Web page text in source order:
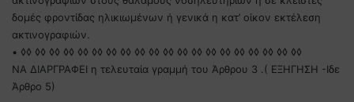
δομές φροντίδας ηλικιωμένων ή γενικά η κατ’ οίκον εκτέλεση
ακτινογραφιών.
• ◊◊ ◊◊ ◊◊ ◊◊ ◊◊ ◊◊ ◊◊ ◊◊ ◊◊ ◊◊ ◊◊ ◊◊ ◊◊ ◊◊ ◊◊ ◊◊ ◊◊ ◊◊ ◊◊ ◊◊
ΝΑ ΔΙΑΡΓΡΑΦΕΙ η τελευταία γραμμή του Άρθρου 3 .( ΕΞΗΓΗΣΗ -Ιδε
Άρθρο 5)